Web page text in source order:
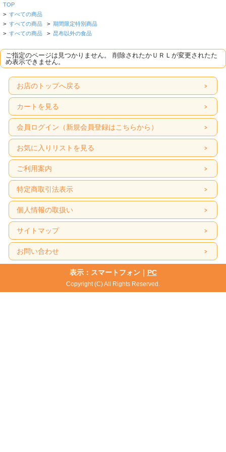
TOP
> すべての商品
> すべての商品 > 期間限定特別商品
> すべての商品 > 昆布以外の食品
ご指定のページは見つかりません。 削除されたかＵＲＬが変更されたた
め表示できません。
お店のトップへ戻る
カートを見る
会員ログイン（新規会員登録はこちらから）
お気に入りリストを見る
ご利用案内
特定商取引法表示
個人情報の取扱い
サイトマップ
お問い合わせ
表示：スマートフォン｜ PC
Copyright (C) All Rights Reserved.